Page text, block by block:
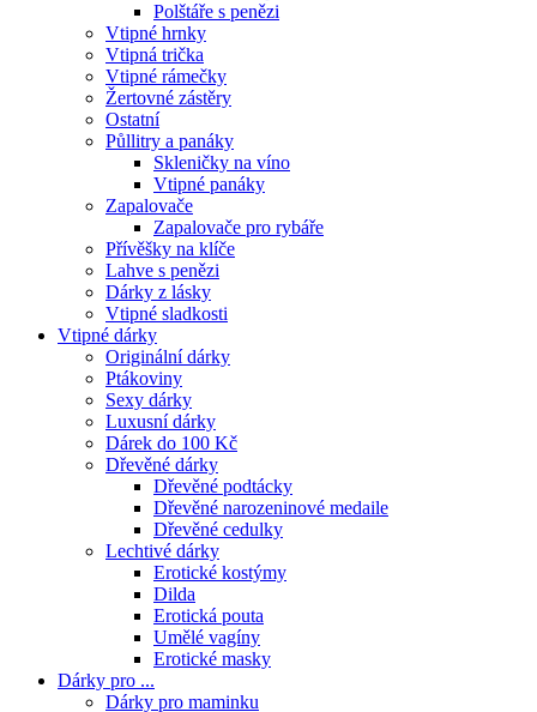
Polštáře s penězi
Vtipné hrnky
Vtipná trička
Vtipné rámečky
Žertovné zástěry
Ostatní
Půllitry a panáky
Skleničky na víno
Vtipné panáky
Zapalovače
Zapalovače pro rybáře
Přívěšky na klíče
Lahve s penězi
Dárky z lásky
Vtipné sladkosti
Vtipné dárky
Originální dárky
Ptákoviny
Sexy dárky
Luxusní dárky
Dárek do 100 Kč
Dřevěné dárky
Dřevěné podtácky
Dřevěné narozeninové medaile
Dřevěné cedulky
Lechtivé dárky
Erotické kostýmy
Dilda
Erotická pouta
Umělé vagíny
Erotické masky
Dárky pro ...
Dárky pro maminku